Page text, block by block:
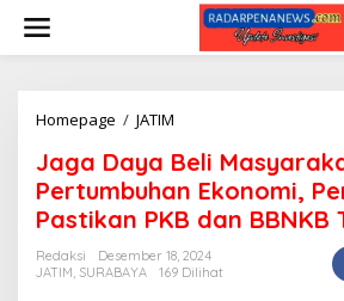
w
Homepage / JATIM
g
a
D
a
y
a
Jaga Daya Beli
Pertumbuhan Ekonomi,
Pastikan PKB dan BBNKB
Redaksi
Desember 18, 2024
JATIM, SURABAYA 169 Dilihat